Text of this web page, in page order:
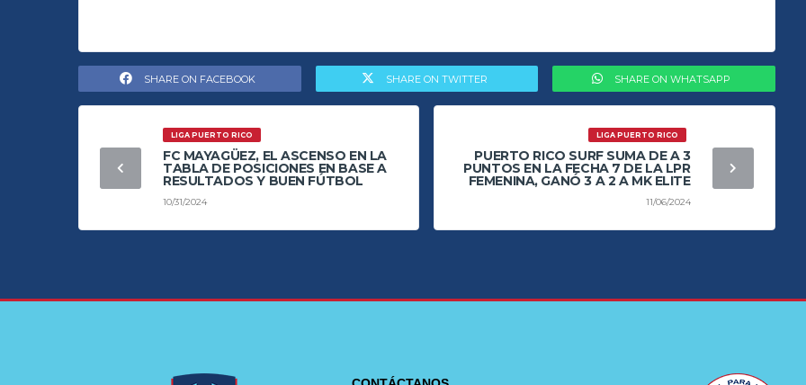
SHARE ON FACEBOOK SHARE ON TWITTER SHARE ON WHATSAPP
LIGA PUERTO RICO
FC MAYAGÜEZ, EL ASCENSO EN LA
TABLA DE POSICIONES EN BASE A
RESULTADOS Y BUEN FÚTBOL
10/31/2024
LIGA PUERTO RICO
PUERTO RICO SURF SUMA DE A 3
PUNTOS EN LA FECHA 7 DE LA LPR
FEMENINA, GANÓ 3 A 2 A MK ELITE
11/06/2024